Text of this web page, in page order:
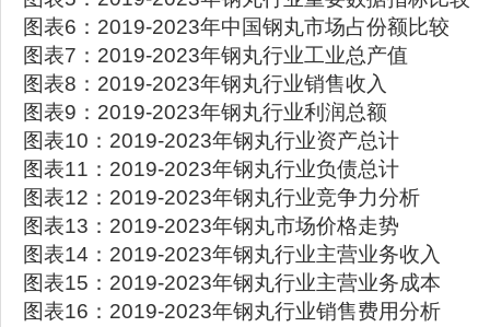
图表6：2019-2023年中国钢丸市场占份额比较
图表7：2019-2023年钢丸行业工业总产值
图表8：2019-2023年钢丸行业销售收入
图表9：2019-2023年钢丸行业利润总额
图表10：2019-2023年钢丸行业资产总计
图表11：2019-2023年钢丸行业负债总计
图表12：2019-2023年钢丸行业竞争力分析
图表13：2019-2023年钢丸市场价格走势
图表14：2019-2023年钢丸行业主营业务收入
图表15：2019-2023年钢丸行业主营业务成本
图表16：2019-2023年钢丸行业销售费用分析